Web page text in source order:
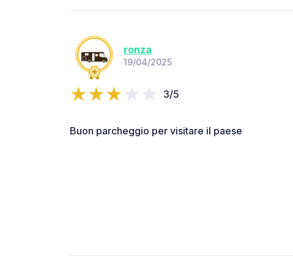
ronza
19/04/2025
3/5
Buon parcheggio per visitare il paese